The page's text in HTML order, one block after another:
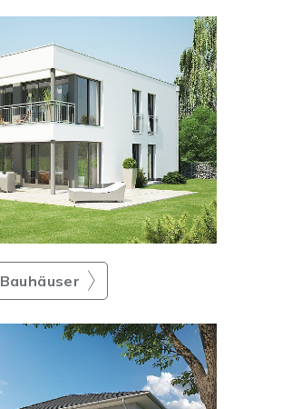
Bauhäuser